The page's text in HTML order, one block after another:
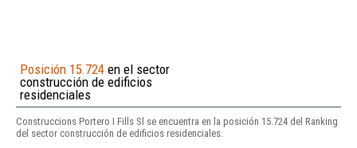
Posición 15.724 en el sector
construcción de edificios
residenciales
Construccions Portero I Fills Sl se encuentra en la posición 15.724 del Ranking
del sector construcción de edificios residenciales.